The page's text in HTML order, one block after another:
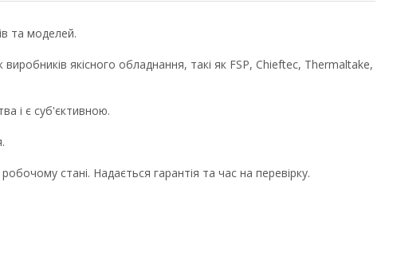
та моделей.
якісного обладнання, такі як FSP, Chieftec, Thermaltake,
і є суб'єктивною.
стані. Надається гарантія та час на перевірку.